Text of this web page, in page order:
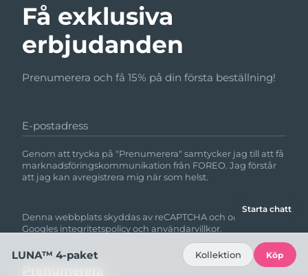
Få exklusiva
erbjudanden
Prenumerera och få 15% på din första beställning!
E-postadress
Genom att trycka på "Prenumerera" samtycker jag till att få
marknadsföringskommunikation från FOREO. Jag förstår
att jag kan avregistrera mig när som helst.
Denna webbplats skyddas av reCAPTCHA och omfattas av
Googles integritetspolicyoch användarvillkor.
Starta chatt
LUNA™ 4-paket Kollektion Köp